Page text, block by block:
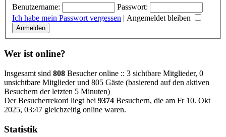
Benutzername:
Passwort:
Ich habe mein Passwort vergessen | Angemeldet bleiben
Wer ist online?
Insgesamt sind 808 Besucher online :: 3 sichtbare Mitglieder, 0
unsichtbare Mitglieder und 805 Gäste (basierend auf den aktiven
Besuchern der letzten 5 Minuten)
Der Besucherrekord liegt bei 9374 Besuchern, die am Fr 10. Okt
2025, 03:47 gleichzeitig online waren.
Statistik